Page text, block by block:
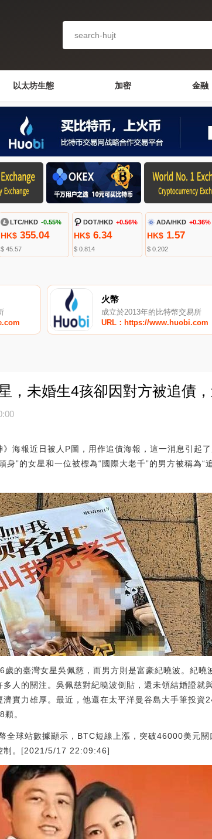
以太坊生態 加密 金融
LTC/HKD -0.55%
HK$355.04
$ 45.57
DOT/HKD +0.56%
HK$6.34
$ 0.814
ADA/HKD +0.36%
HK$1.57
$ 0.202
火幣
成立於2013年的比特幣交易所
URL：https://www.huobi.com
，未婚生4孩卻因對方被追債
》海報近日被人P圖，用作追債海報，這一消息引起
身”的女星和一位被標為“國際大老千”的男方被稱為
歲的臺灣女星吳佩慈，而男方則是富豪紀曉波。紀
人的關注。吳佩慈對紀曉波倒貼，還未領結婚證就
實力雄厚。最近，他還在太平洋曼谷島大手筆投
。
全球站數據顯示，BTC短線上漲，突破46000美元
制。[2021/5/17 22:09:46]